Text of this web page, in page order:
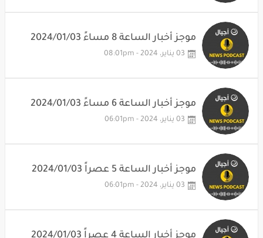
موجز أخبار الساعة 8 مساءً 2024/01/03
03 يناير، 2024 - 08:01pm
موجز أخبار الساعة 6 مساءً 2024/01/03
03 يناير، 2024 - 06:01pm
موجز أخبار الساعة 5 عصراً 2024/01/03
03 يناير، 2024 - 06:01pm
موجز أخبار الساعة 4 عصراً 2024/01/03